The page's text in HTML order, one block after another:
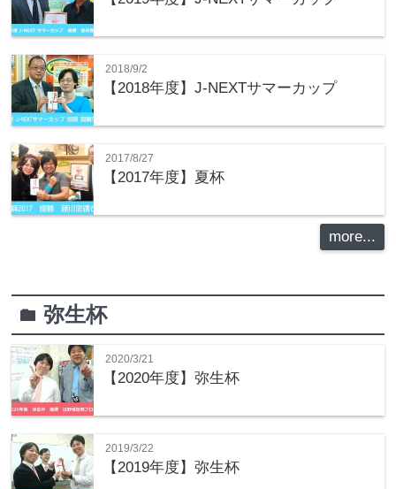
2018/9/2
【2018年度】J-NEXTサマーカップ
2017/8/27
【2017年度】夏杯
more...
folder 弥生杯
2020/3/21
【2020年度】弥生杯
2019/3/22
【2019年度】弥生杯